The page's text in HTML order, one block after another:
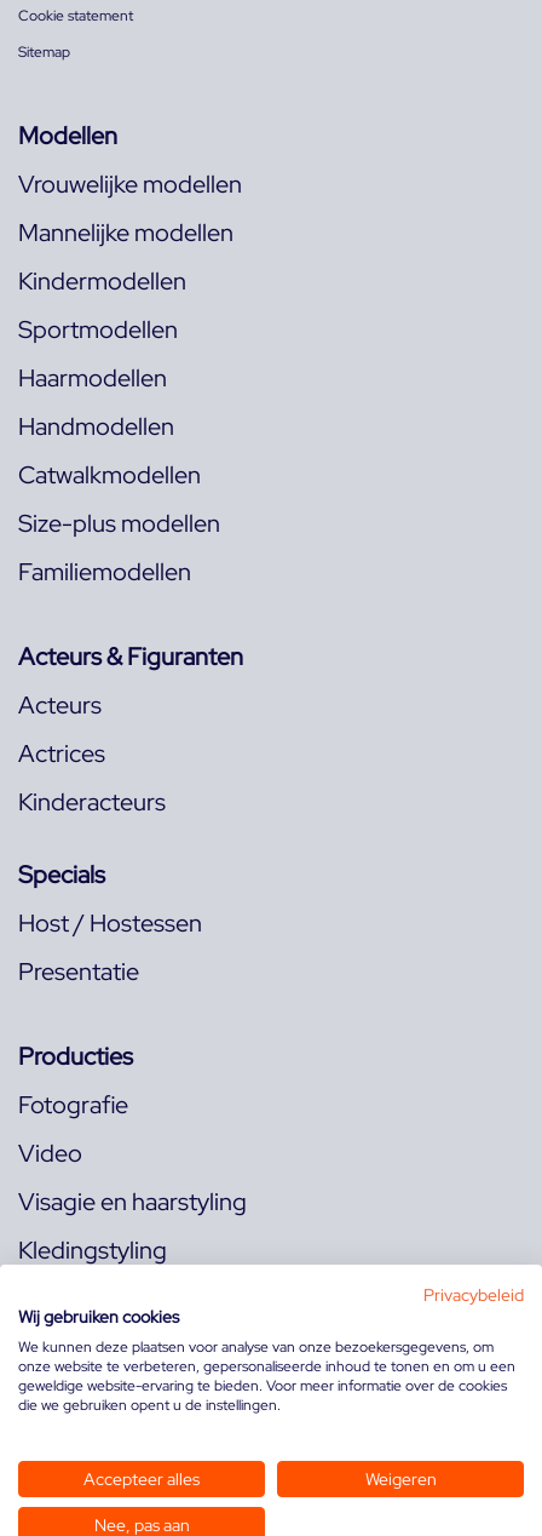
Cookie statement
Sitemap
Modellen
Vrouwelijke modellen
Mannelijke modellen
Kindermodellen
Sportmodellen
Haarmodellen
Handmodellen
Catwalkmodellen
Size-plus modellen
Familiemodellen
Acteurs & Figuranten
Acteurs
Actrices
Kinderacteurs
Specials
Host / Hostessen
Presentatie
Producties
Fotografie
Video
Visagie en haarstyling
Kledingstyling
Volg ons op:
Privacybeleid
Wij gebruiken cookies
We kunnen deze plaatsen voor analyse van onze bezoekersgegevens, om
onze website te verbeteren, gepersonaliseerde inhoud te tonen en om u een
geweldige website-ervaring te bieden. Voor meer informatie over de cookies
die we gebruiken opent u de instellingen.
Accepteer alles Weigeren
Nee, pas aan